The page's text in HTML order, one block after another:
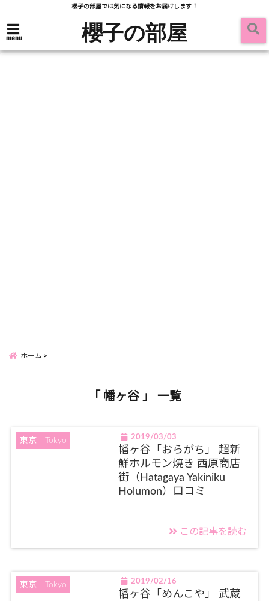
櫻子の部屋では気になる情報をお届けします！
menu 櫻子の部屋
ホーム
「 幡ヶ谷 」 一覧
東京 Tokyo 2019/03/03
幡ヶ谷「おらがち」 超新
鮮ホルモン焼き 西原商店
街（Hatagaya Yakiniku
Holumon）口コミ
この記事を読む
東京 Tokyo 2019/02/16
幡ヶ谷「めんこや」 武蔵